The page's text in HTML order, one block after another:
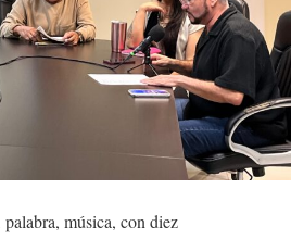
música, con diez